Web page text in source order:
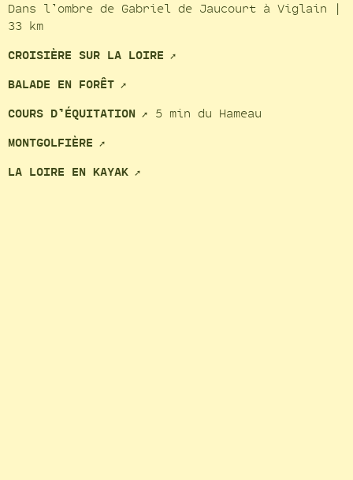
Dans l’ombre de Gabriel de Jaucourt à Viglain |
33 km
CROISIÈRE SUR LA LOIRE
BALADE EN FORÊT
COURS D’ÉQUITATION
5 min du Hameau
MONTGOLFIÈRE
LA LOIRE EN KAYAK